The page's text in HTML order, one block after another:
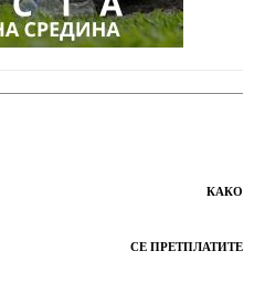
КАКО
СЕ ПРЕТПЛАТИТЕ